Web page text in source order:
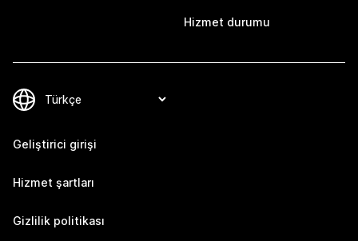
Hizmet durumu
Geliştirici girişi
Hizmet şartları
Gizlilik politikası